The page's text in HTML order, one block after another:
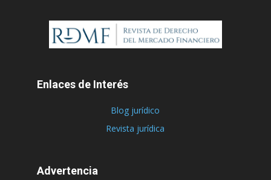
Enlaces de Interés
Blog jurídico
Revista jurídica
Advertencia